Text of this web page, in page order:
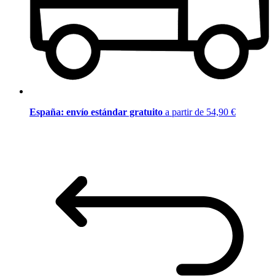
España: envío estándar gratuito a partir de 54,90 €